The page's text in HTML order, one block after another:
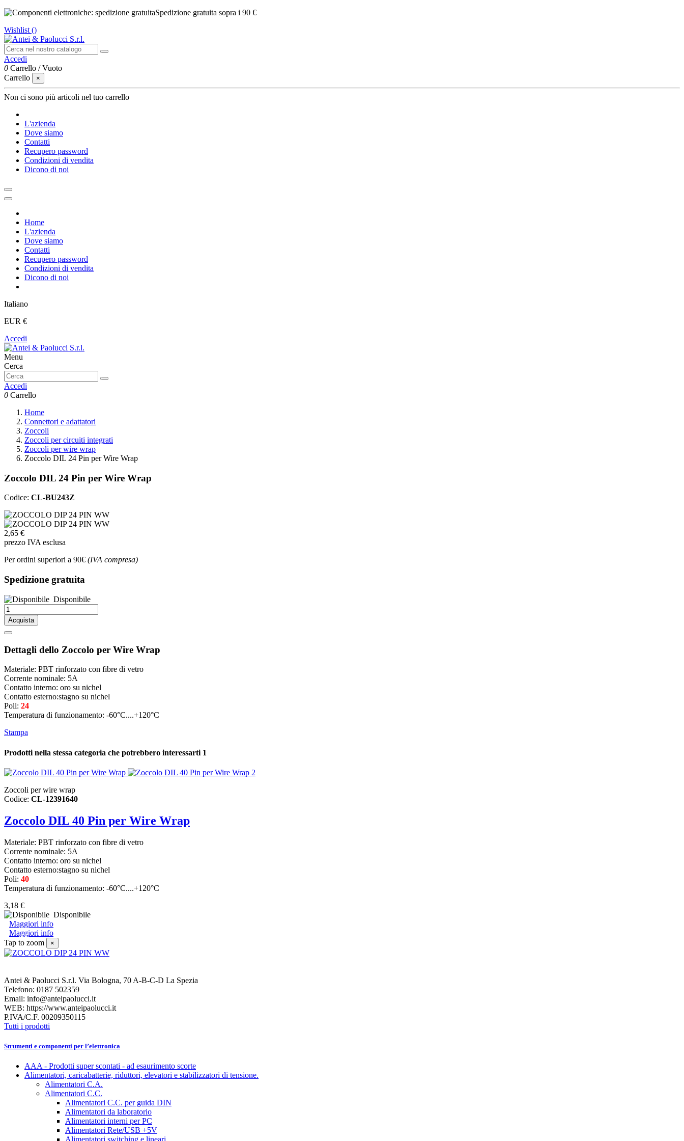
Spedizione gratuita sopra i 90 €
Wishlist ()
Accedi
0 Carrello /Vuoto
Carrello
×
Non ci sono più articoli nel tuo carrello
L'azienda
Dove siamo
Contatti
Recupero password
Condizioni di vendita
Dicono di noi
Home
L'azienda
Dove siamo
Contatti
Recupero password
Condizioni di vendita
Dicono di noi
Italiano
EUR €
Accedi
Menu
Cerca
Accedi
0 Carrello
Home
Connettori e adattatori
Zoccoli
Zoccoli per circuiti integrati
Zoccoli per wire wrap
Zoccolo DIL 24 Pin per Wire Wrap
Zoccolo DIL 24 Pin per Wire Wrap
Codice: CL-BU243Z
2,65 €
prezzo IVA esclusa
Per ordini superiori a 90€ (IVA compresa)
Spedizione gratuita
Disponibile
Acquista
Dettagli dello Zoccolo per Wire Wrap
Materiale: PBT rinforzato con fibre di vetro
Corrente nominale: 5A
Contatto interno: oro su nichel
Contatto esterno:stagno su nichel
Poli: 24
Temperatura di funzionamento: -60°C....+120°C
Stampa
Prodotti nella stessa categoria che potrebbero interessarti 1
Zoccoli per wire wrap
Codice: CL-12391640
Zoccolo DIL 40 Pin per Wire Wrap
Materiale: PBT rinforzato con fibre di vetro
Corrente nominale: 5A
Contatto interno: oro su nichel
Contatto esterno:stagno su nichel
Poli: 40
Temperatura di funzionamento: -60°C....+120°C
3,18 €
Disponibile
Maggiori info
Maggiori info
Tap to zoom
×
Antei & Paolucci S.r.l. Via Bologna, 70 A-B-C-D La Spezia
Telefono: 0187 502359
Email: info@anteipaolucci.it
WEB: https://www.anteipaolucci.it
P.IVA/C.F. 00209350115
Tutti i prodotti
Strumenti e componenti per l’elettronica
AAA - Prodotti super scontati - ad esaurimento scorte
Alimentatori, caricabatterie, riduttori, elevatori e stabilizzatori di tensione.
Alimentatori C.A.
Alimentatori C.C.
Alimentatori C.C. per guida DIN
Alimentatori da laboratorio
Alimentatori interni per PC
Alimentatori Rete/USB +5V
Alimentatori switching e lineari